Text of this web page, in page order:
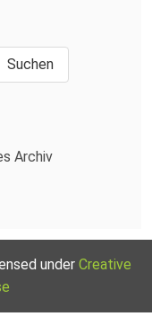
Archiv
under Creative